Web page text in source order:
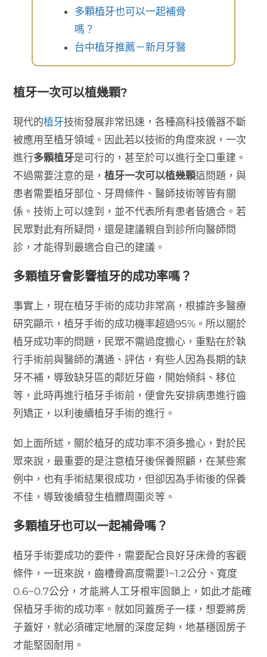
多顆植牙也可以一起補骨
嗎？
台中植牙推薦－新月牙醫
植牙一次可以植幾顆?
現代的植牙技術發展非常迅速，各種高科技儀器不斷
被應用至植牙領域。因此若以技術的角度來說，一次
進行多顆植牙是可行的，甚至於可以進行全口重建。
不過需要注意的是，植牙一次可以植幾顆這問題，與
患者需要植牙部位、牙周條件、醫師技術等皆有關
係。技術上可以達到，並不代表所有患者皆適合。若
民眾對此有所疑問，還是建議親自到診所向醫師問
診，才能得到最適合自己的建議。
多顆植牙會影響植牙的成功率嗎？
事實上，現在植牙手術的成功非常高，根據許多醫療
研究顯示，植牙手術的成功機率超過95%。所以關於
植牙成功率的問題，民眾不需過度擔心，重點在於執
行手術前與醫師的溝通、評估，有些人因為長期的缺
牙不補，導致缺牙區的鄰近牙齒，開始傾斜、移位
等，此時再進行植牙手術前，便會先安排病患進行齒
列矯正，以利後續植牙手術的進行。
如上面所述，關於植牙的成功率不須多擔心，對於民
眾來說，最重要的是注意植牙後保養照顧，在某些案
例中，也有手術結果很成功，但卻因為手術後的保養
不佳，導致後續發生植體周圍炎等。
多顆植牙也可以一起補骨嗎？
植牙手術要成功的要件，需要配合良好牙床骨的客觀
條件，一班來說，齒槽骨高度需要1~1.2公分、寬度
0.6~0.7公分，才能將人工牙根牢固鎖上，如此才能確
保植牙手術的成功率。就如同蓋房子一樣，想要將房
子蓋好，就必須確定地層的深度足夠，地基穩固房子
才能堅固耐用。